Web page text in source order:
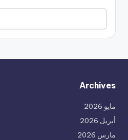
Archives
مايو 2026
أبريل 2026
مارس 2026